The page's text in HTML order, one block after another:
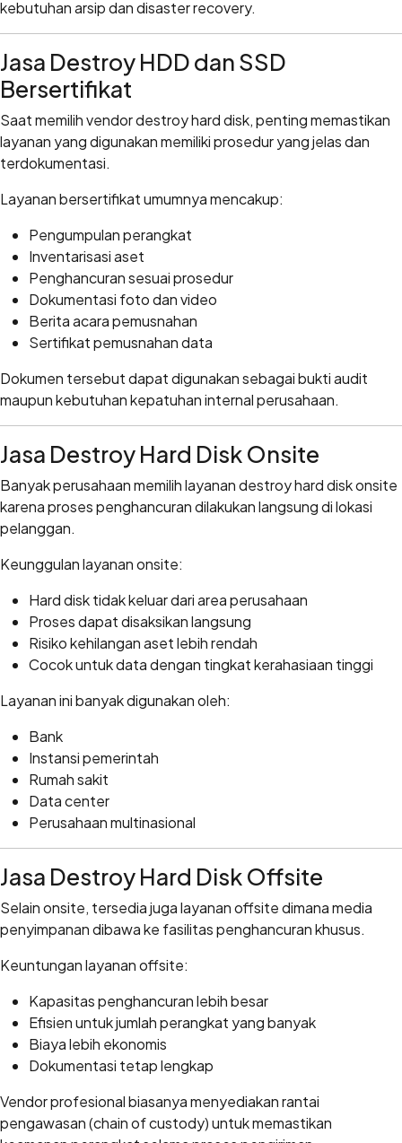
kebutuhan arsip dan disaster recovery.
Jasa Destroy HDD dan SSD
Bersertifikat
Saat memilih vendor destroy hard disk, penting memastikan
layanan yang digunakan memiliki prosedur yang jelas dan
terdokumentasi.
Layanan bersertifikat umumnya mencakup:
Pengumpulan perangkat
Inventarisasi aset
Penghancuran sesuai prosedur
Dokumentasi foto dan video
Berita acara pemusnahan
Sertifikat pemusnahan data
Dokumen tersebut dapat digunakan sebagai bukti audit
maupun kebutuhan kepatuhan internal perusahaan.
Jasa Destroy Hard Disk Onsite
Banyak perusahaan memilih layanan destroy hard disk onsite
karena proses penghancuran dilakukan langsung di lokasi
pelanggan.
Keunggulan layanan onsite:
Hard disk tidak keluar dari area perusahaan
Proses dapat disaksikan langsung
Risiko kehilangan aset lebih rendah
Cocok untuk data dengan tingkat kerahasiaan tinggi
Layanan ini banyak digunakan oleh:
Bank
Instansi pemerintah
Rumah sakit
Data center
Perusahaan multinasional
Jasa Destroy Hard Disk Offsite
Selain onsite, tersedia juga layanan offsite dimana media
penyimpanan dibawa ke fasilitas penghancuran khusus.
Keuntungan layanan offsite:
Kapasitas penghancuran lebih besar
Efisien untuk jumlah perangkat yang banyak
Biaya lebih ekonomis
Dokumentasi tetap lengkap
Vendor profesional biasanya menyediakan rantai
pengawasan (chain of custody) untuk memastikan